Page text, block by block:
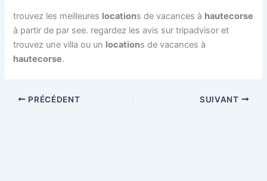
trouvez les meilleures locations de vacances à hautecorse
à partir de par see. regardez les avis sur tripadvisor et
trouvez une villa ou un locations de vacances à
hautecorse.
PRÉCÉDENT SUIVANT